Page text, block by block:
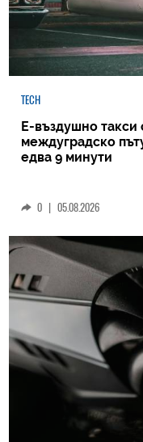
TECH
Е-въздушно такси
междуградско
едва 9 минути
0 | 05.08.2026